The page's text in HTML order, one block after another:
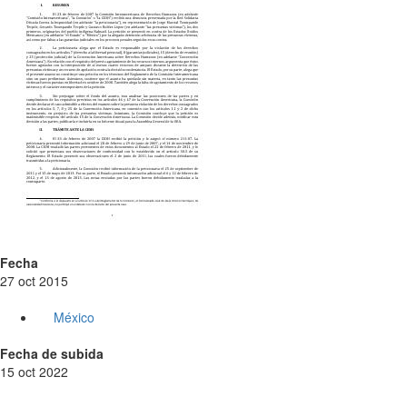
Fecha
27 oct 2015
México
Fecha de subida
15 oct 2022